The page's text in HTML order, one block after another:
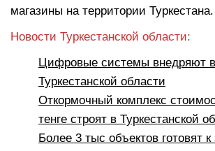
магазины на территории Туркестана.
Новости Туркестанской области:
Цифровые системы внедряют
Туркестанской области
Откормочный комплекс
тенге строят в Туркестанской
Более 3 тыс объектов готовят